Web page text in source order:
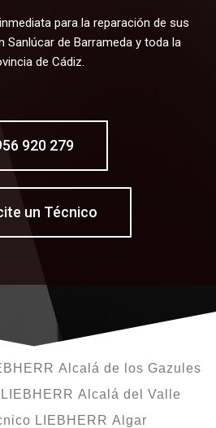
para la reparación de sus
Sanlúcar de Barrameda y toda la
de Cádiz.
920 279
un Técnico
Alcalá de los Gazules
Alcalá del Valle
LIEBHERR Algar